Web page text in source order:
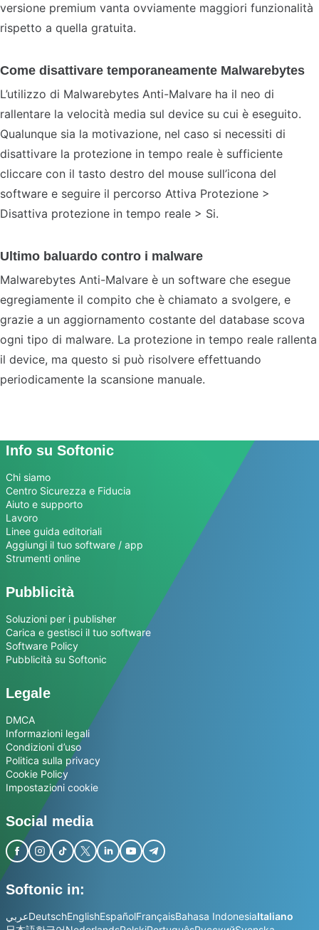
versione premium vanta ovviamente maggiori funzionalità
rispetto a quella gratuita.
Come disattivare temporaneamente Malwarebytes
L’utilizzo di Malwarebytes Anti-Malvare ha il neo di
rallentare la velocità media sul device su cui è eseguito.
Qualunque sia la motivazione, nel caso si necessiti di
disattivare la protezione in tempo reale è sufficiente
cliccare con il tasto destro del mouse sull’icona del
software e seguire il percorso Attiva Protezione >
Disattiva protezione in tempo reale > Si.
Ultimo baluardo contro i malware
Malwarebytes Anti-Malvare è un software che esegue
egregiamente il compito che è chiamato a svolgere, e
grazie a un aggiornamento costante del database scova
ogni tipo di malware. La protezione in tempo reale rallenta
il device, ma questo si può risolvere effettuando
periodicamente la scansione manuale.
Info su Softonic
Chi siamo
Centro Sicurezza e Fiducia
Aiuto e supporto
Lavoro
Linee guida editoriali
Aggiungi il tuo software / app
Strumenti online
Pubblicità
Soluzioni per i publisher
Carica e gestisci il tuo software
Software Policy
Pubblicità su Softonic
Legale
DMCA
Informazioni legali
Condizioni d’uso
Politica sulla privacy
Cookie Policy
Impostazioni cookie
Social media
Softonic in:
عربيDeutschEnglishEspañolFrançaisBahasa IndonesiaItaliano